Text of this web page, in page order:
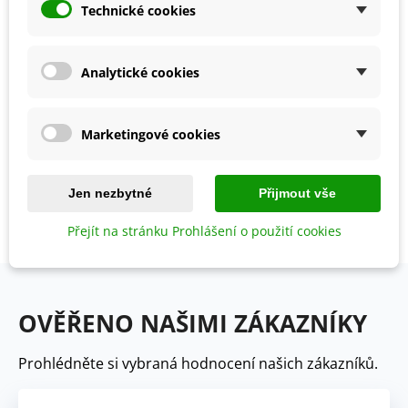
BIO Kadeřávek
50 ks
43 Kč
Kadeřávek Lerchenzungen -
semena - 150 ks
32 Kč
Zobrazení 1-6 z 6 položek
OVĚŘENO NAŠIMI ZÁKAZNÍKY
Prohlédněte si vybraná hodnocení našich zákazníků.
Technické cookies
Analytické cookies
Marketingové cookies
Jen nezbytné Přijmout vše
Přejít na stránku Prohlášení o použití cookies